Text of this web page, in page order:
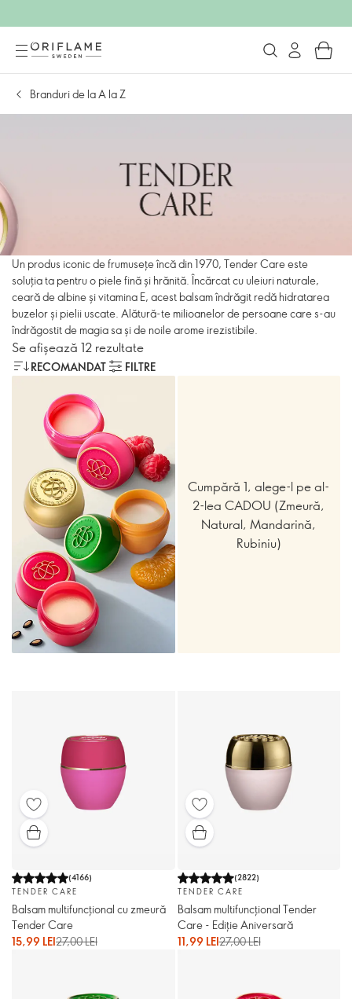
Branduri de la A la Z
Un produs iconic de frumusețe încă din 1970, Tender Care este
soluția ta pentru o piele fină și hrănită. Încărcat cu uleiuri naturale,
ceară de albine și vitamina E, acest balsam îndrăgit redă hidratarea
buzelor și pielii uscate. Alătură-te milioanelor de persoane care s-au
îndrăgostit de magia sa și de noile arome irezistibile.
Se afișează 12 rezultate
RECOMANDAT FILTRE
Cumpără 1, alege-l pe al-
2-lea CADOU (Zmeură,
Natural, Mandarină,
Rubiniu)
(4166)
TENDER CARE
Balsam multifuncțional cu zmeură
Tender Care
15,99 LEI27,00 LEI
(2822)
TENDER CARE
Balsam multifuncțional Tender
Care - Ediție Aniversară
11,99 LEI27,00 LEI